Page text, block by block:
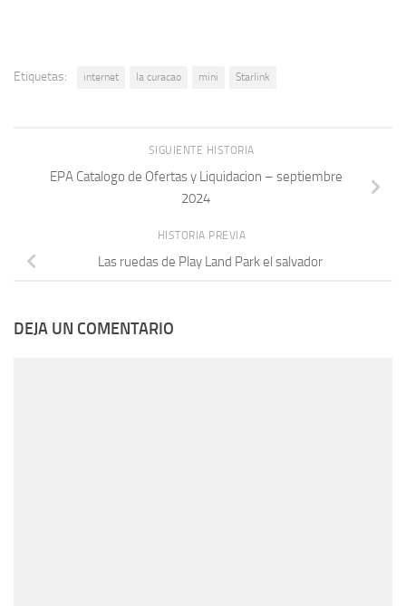
Etiquetas: internet la curacao mini Starlink
SIGUIENTE HISTORIA
EPA Catalogo de Ofertas y Liquidacion – septiembre
2024
HISTORIA PREVIA
Las ruedas de Play Land Park el salvador
DEJA UN COMENTARIO